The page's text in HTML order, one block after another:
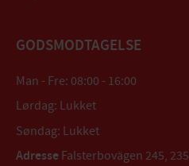
GODSMODTAGELSE
Man - Fre: 08:00 - 16:00
Lørdag: Lukket
Søndag: Lukket
Adresse Falsterbovägen 245,